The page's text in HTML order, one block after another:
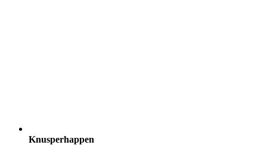
Knusperhappen